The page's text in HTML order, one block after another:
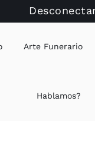
Arte Funerario
Hablamos?